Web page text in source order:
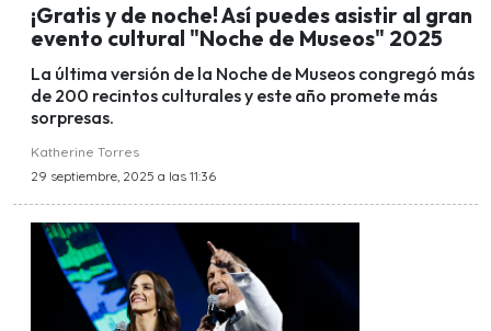
¡Gratis y de noche! Así puedes asistir al gran
evento cultural "Noche de Museos" 2025
La última versión de la Noche de Museos congregó más
de 200 recintos culturales y este año promete más
sorpresas.
Katherine Torres
29 septiembre, 2025 a las 11:36